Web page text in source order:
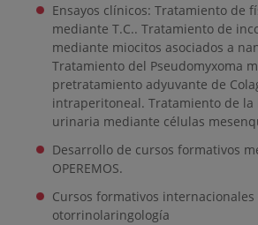
Ensayos clínicos: Tratamiento de
mediante T.C.. Tratamiento de
mediante miocitos asociados a
Tratamiento del Pseudomyxoma
pretratamiento adyuvante de
intraperitoneal. Tratamiento de la
urinaria mediante células
Desarrollo de cursos formativos
OPEREMOS.
Cursos formativos internacionales
otorrinolaringología